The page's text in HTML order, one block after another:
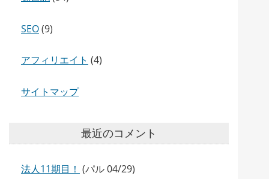
SEO(9)
アフィリエイト (4)
サイトマップ
最近のコメント
法人11期目！ (パル 04/29)